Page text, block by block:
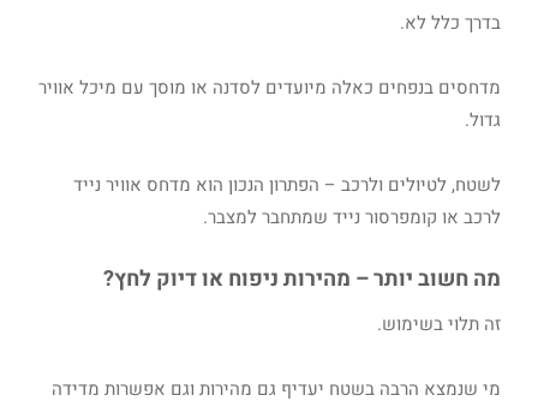
בדרך כלל לא.
מדחסים בנפחים כאלה מיועדים לסדנה או מוסך עם מיכל אוויר
גדול.
לשטח, לטיולים ולרכב – הפתרון הנכון הוא מדחס אוויר נייד
לרכב או קומפרסור נייד שמתחבר למצבר.
מה חשוב יותר – מהירות ניפוח או דיוק לחץ?
זה תלוי בשימוש.
מי שנמצא הרבה בשטח יעדיף גם מהירות וגם אפשרות מדידה